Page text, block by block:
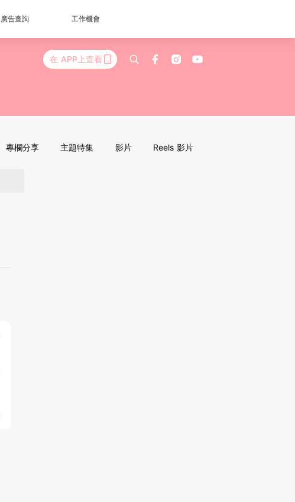
廣告查詢 工作機會
在 APP上查看
專欄分享 主題特集 影片 Reels 影片